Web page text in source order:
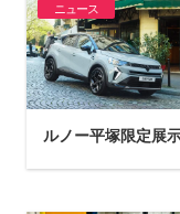
ニュース
ルノー平塚限定展